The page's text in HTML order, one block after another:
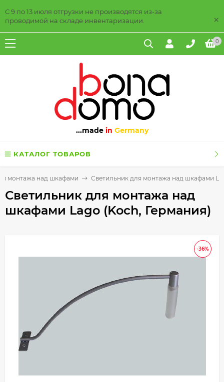
С 9 по 13 июля отгрузки не производятся из-за
проводимой на складе инвентаризации.
×
0
...made in Germany
КАТАЛОГ ТОВАРОВ
монтажа над шкафами Светильник для монтажа над шкафами
Светильник для монтажа над
шкафами Lago (Koch, Германия)
-36%